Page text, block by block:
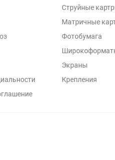
Струйные
Матричные
Фотобумага
Экраны
Крепления